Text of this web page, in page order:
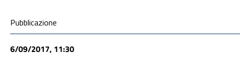
Condivisione social
Pubblicazione
6/09/2017, 11:30